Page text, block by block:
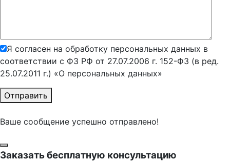
Я согласен на обработку персональных данных в
соответствии с ФЗ РФ от 27.07.2006 г. 152-ФЗ (в ред.
25.07.2011 г.) «О персональных данных»
Отправить
Ваше сообщение успешно отправлено!
Заказать бесплатную консультацию